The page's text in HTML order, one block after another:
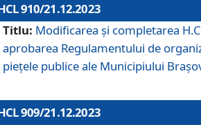
910/21.12.2023
Titlu: Modificarea și completarea
aprobarea Regulamentului de
piețele publice ale Municipiului
909/21.12.2023